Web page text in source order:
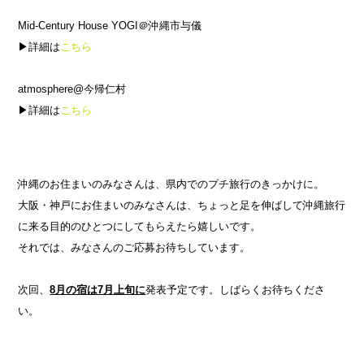
Mid-Century House YOGI＠沖縄市与儀
▶︎詳細はこちら
atmosphere@今帰仁村
▶︎詳細はこちら
沖縄のお住まいのみなさんは、県内でのプチ旅行のきっかけに。
大阪・神戸にお住まいのみなさんは、ちょっと足を伸ばして沖縄旅行
に来る目的のひとつにしてもらえたら嬉しいです。
それでは、みなさんのご応募お待ちしています。
次回、8月の宿は7月上旬に発表予定です。しばらくお待ちくださ
い。